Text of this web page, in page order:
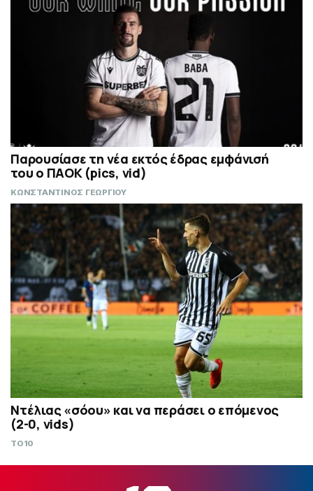
Παρουσίασε τη νέα εκτός έδρας εμφάνισή
του ο ΠΑΟΚ (pics, vid)
ΚΩΝΣΤΑΝΤΙΝΟΣ ΓΕΩΡΓΙΟΥ
Ντέλιας «σόου» και να περάσει ο επόμενος
(2-0, vids)
TO10